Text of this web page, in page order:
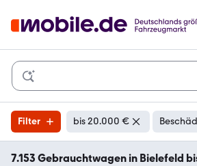
Filter bis 20.000 €
7.153 Gebrauchtwagen in Bielefeld